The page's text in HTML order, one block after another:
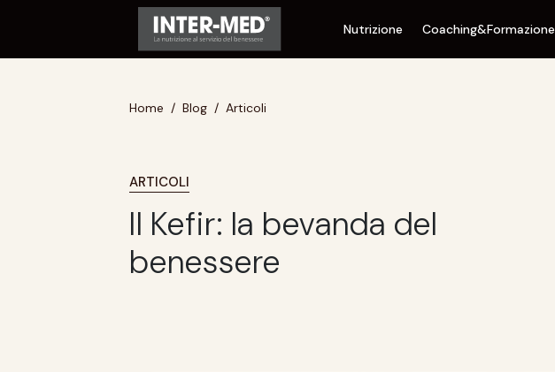
Nutrizione Coaching&Formazione
Home Blog Articoli
ARTICOLI
Il Kefir: la bevanda del
benessere